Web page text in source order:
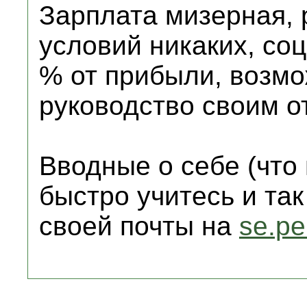
Зарплата мизерная,
условий никаких,
% от прибыли,
руководство своим
Вводные о себе
быстро учитесь и
своей почты на